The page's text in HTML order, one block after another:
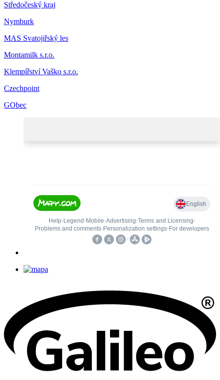
Středočeský kraj
Nymburk
MAS Svatojiřský les
Montamilk s.r.o.
Klempířství Vaško s.r.o.
Czechpoint
GObec